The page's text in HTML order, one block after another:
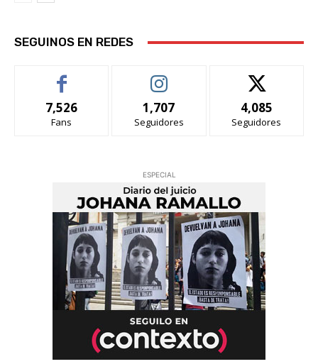
SEGUINOS EN REDES
7,526
Fans
1,707
Seguidores
4,085
Seguidores
ESPECIAL